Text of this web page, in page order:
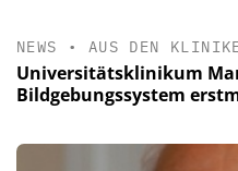
NEWS • AUS DEN
Universitätsklinikum
Bildgebungssystem